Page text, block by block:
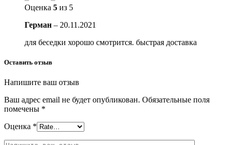
Оценка 5 из 5
Герман – 20.11.2021
для беседки хорошо смотрится. быстрая доставка
Оставить отзыв
Напишите ваш отзыв
Ваш адрес email не будет опубликован. Обязательные поля
помечены *
Оценка *